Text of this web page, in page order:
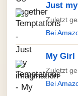
Just
Zuletzt
Bei
My Girl
Zuletzt
Bei